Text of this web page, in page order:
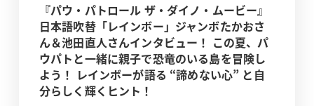
『パウ・パトロール ザ・ダイノ・ムービー』
日本語吹替「レインボー」ジャンボたかおさ
ん＆池田直人さんインタビュー！ この夏、パ
ウパトと一緒に親子で恐竜のいる島を冒険し
よう！ レインボーが語る “諦めない心” と自
分らしく輝くヒント！